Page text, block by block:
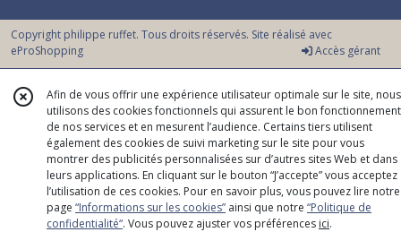
Copyright philippe ruffet. Tous droits réservés. Site réalisé avec
eProShopping
Accès gérant
Afin de vous offrir une expérience utilisateur optimale sur le site, nous
utilisons des cookies fonctionnels qui assurent le bon fonctionnement
de nos services et en mesurent l’audience. Certains tiers utilisent
également des cookies de suivi marketing sur le site pour vous
montrer des publicités personnalisées sur d’autres sites Web et dans
leurs applications. En cliquant sur le bouton “J’accepte” vous acceptez
l’utilisation de ces cookies. Pour en savoir plus, vous pouvez lire notre
page “Informations sur les cookies” ainsi que notre “Politique de
confidentialité“. Vous pouvez ajuster vos préférences ici.